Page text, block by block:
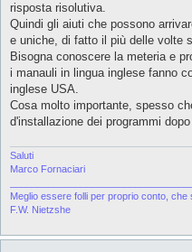
risposta risolutiva.
Quindi gli aiuti che possono
e uniche, di fatto il più delle volte
Bisogna conoscere la meteria e
i manauli in lingua inglese fanno
inglese USA.
Cosa molto importante, spesso
d'installazione dei programmi
Saluti
Marco Fornaciari
Meglio essere folli per proprio conto, che
F.W. Nietzshe